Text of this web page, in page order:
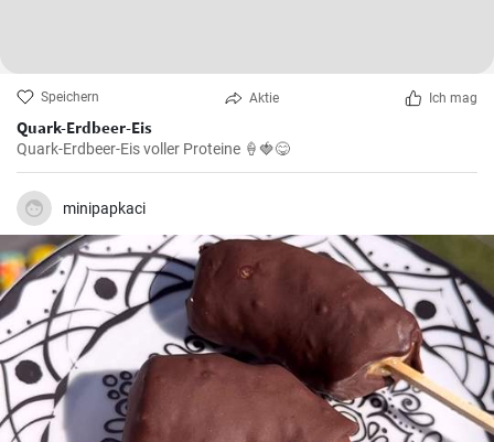
Speichern Aktie Ich mag
Quark-Erdbeer-Eis
Quark-Erdbeer-Eis voller Proteine 🍦🍓😋
minipapkaci